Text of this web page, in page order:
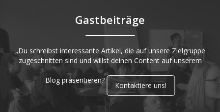
Gastbeiträge
„Du schreibst interessante Artikel, die auf unsere Zielgruppe
zugeschnitten sind und willst deinen Content auf unserem
Blog präsentieren?
Kontaktiere uns!